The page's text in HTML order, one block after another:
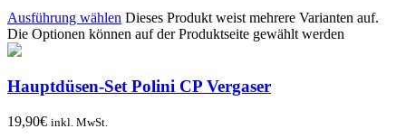
Ausführung wählen Dieses Produkt weist mehrere Varianten auf.
Die Optionen können auf der Produktseite gewählt werden
Hauptdüsen-Set Polini CP Vergaser
19,90€ inkl. MwSt.